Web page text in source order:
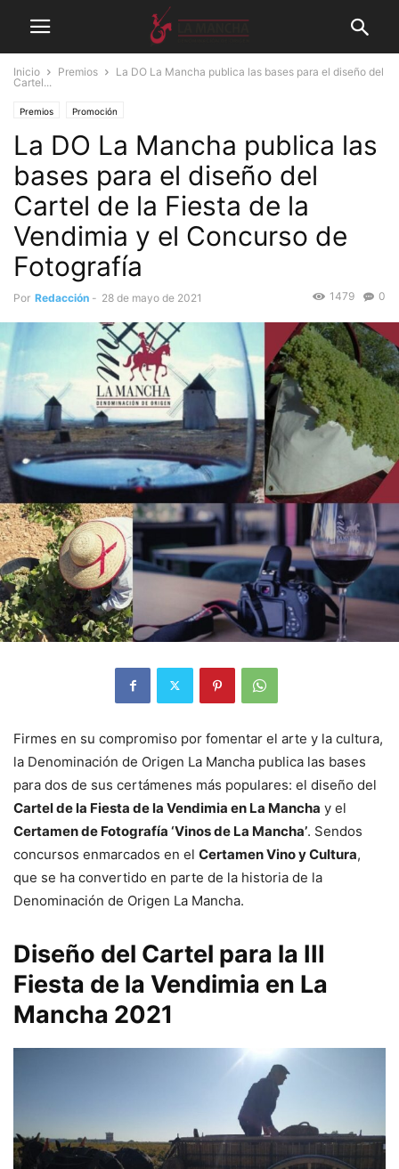
Inicio Premios
La DO La Mancha publica las bases para el diseño del
Cartel...
Premios Promoción
La DO La Mancha publica las
bases para el diseño del
Cartel de la Fiesta de la
Vendimia y el Concurso de
Fotografía
Por Redacción - 28 de mayo de 2021 0
1479
Firmes en su compromiso por fomentar el arte y la cultura,
la Denominación de Origen La Mancha publica las bases
para dos de sus certámenes más populares: el diseño del
Cartel de la Fiesta de la Vendimia en La Mancha y el
Certamen de Fotografía ‘Vinos de La Mancha’. Sendos
concursos enmarcados en el Certamen Vino y Cultura,
que se ha convertido en parte de la historia de la
Denominación de Origen La Mancha.
Diseño del Cartel para la III
Fiesta de la Vendimia en La
Mancha 2021